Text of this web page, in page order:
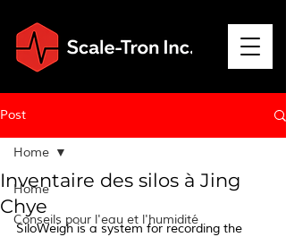
Post
Home
Conseils pour l'eau et l'humidité
Home
Inventaire des silos à Jing
Chye
SiloWeigh is a system for recording the